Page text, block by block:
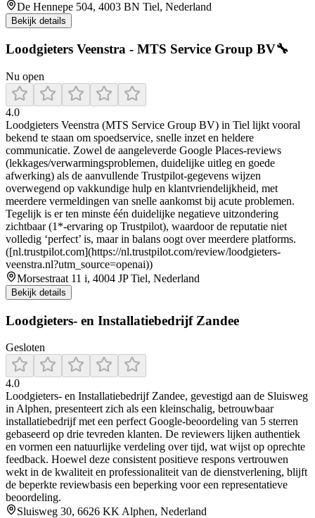
De Hennepe 504, 4003 BN Tiel, Nederland
Bekijk details
Loodgieters Veenstra - MTS Service Group BV🔧
Nu open
4.0
Loodgieters Veenstra (MTS Service Group BV) in Tiel lijkt vooral
bekend te staan om spoedservice, snelle inzet en heldere
communicatie. Zowel de aangeleverde Google Places-reviews
(lekkages/verwarmingsproblemen, duidelijke uitleg en goede
afwerking) als de aanvullende Trustpilot-gegevens wijzen
overwegend op vakkundige hulp en klantvriendelijkheid, met
meerdere vermeldingen van snelle aankomst bij acute problemen.
Tegelijk is er ten minste één duidelijke negatieve uitzondering
zichtbaar (1*-ervaring op Trustpilot), waardoor de reputatie niet
volledig ‘perfect’ is, maar in balans oogt over meerdere platforms.
([nl.trustpilot.com](https://nl.trustpilot.com/review/loodgieters-
veenstra.nl?utm_source=openai))
Morsestraat 11 i, 4004 JP Tiel, Nederland
Bekijk details
Loodgieters- en Installatiebedrijf Zandee
Gesloten
4.0
Loodgieters‑ en Installatiebedrijf Zandee, gevestigd aan de Sluisweg
in Alphen, presenteert zich als een kleinschalig, betrouwbaar
installatiebedrijf met een perfect Google‑beoordeling van 5 sterren
gebaseerd op drie tevreden klanten. De reviewers lijken authentiek
en vormen een natuurlijke verdeling over tijd, wat wijst op oprechte
feedback. Hoewel deze consistent positieve respons vertrouwen
wekt in de kwaliteit en professionaliteit van de dienstverlening, blijft
de beperkte reviewbasis een beperking voor een representatieve
beoordeling.
Sluisweg 30, 6626 KK Alphen, Nederland